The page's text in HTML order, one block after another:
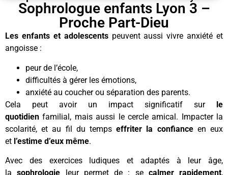
Sophrologue enfants Lyon 3 –
Proche Part-Dieu
Les enfants et adolescentspeuvent aussi vivre anxiété et
angoisse :
peur de l’école,
difficultés à gérer les émotions,
anxiété au coucher ou séparation des parents.
Cela peut avoir un impact significatif sur le
quotidien familial, mais aussi le cercle amical. Impacter la
scolarité, et au fil du tempseffriter la confianceen eux
et l’estime d’eux même.
Avec des exercices ludiques et adaptés à leur âge,
lasophrologie leur permet de : se calmer rapidement,